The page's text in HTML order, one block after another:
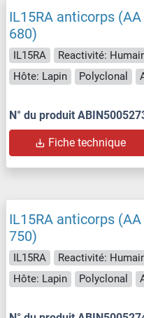
IL15RA anticorps
680)
IL15RA Reactivité:
Hôte: Lapin
Polyclonal
N° du produit
Fiche technique
IL15RA anticorps
750)
IL15RA Reactivité:
Hôte: Lapin
Polyclonal